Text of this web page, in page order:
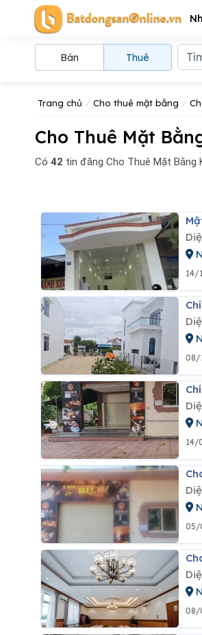
Trang chủ Cho thuê mặt bằng
Cho Thuê Mặt
Có 42 tin đăng Cho Thuê Mặt Bằng
14/
08/
14/
05/
08/
Bán Thuê